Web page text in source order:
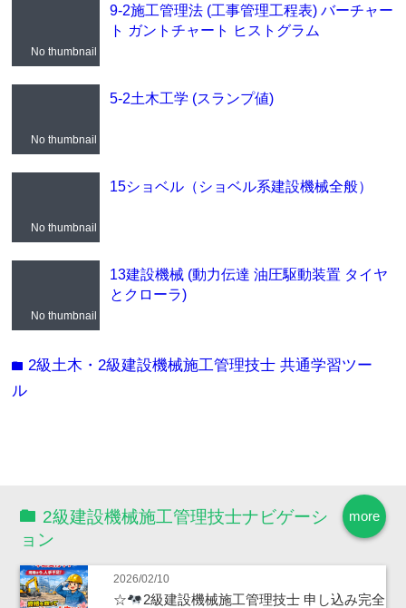
No thumbnail
9-2施工管理法 (工事管理工程表) バーチャー
ト ガントチャート ヒストグラム
No thumbnail
5-2土木工学 (スランプ値)
No thumbnail
15ショベル（ショベル系建設機械全般）
No thumbnail
13建設機械 (動力伝達 油圧駆動装置 タイヤ
とクローラ)
folder 2級土木・2級建設機械施工管理技士 共通学習ツー
ル
more
2級建設機械施工管理技士ナビゲーシ
ョン
2026/02/10
☆
2級建設機械施工管理技士 申し込み完全